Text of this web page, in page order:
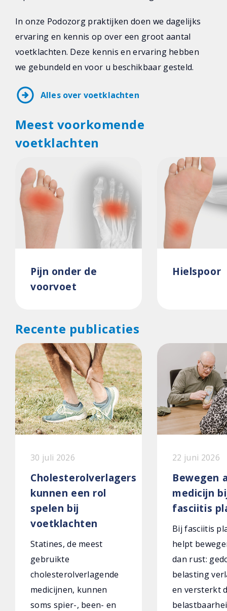
In onze Podozorg praktijken doen we dagelijks
ervaring en kennis op over een groot aantal
voetklachten. Deze kennis en ervaring hebben
we gebundeld en voor u beschikbaar gesteld.
arrow_circle_right Alles over voetklachten
Meest voorkomende
voetklachten
Pijn onder de
voorvoet
Hielspoor
Recente publicaties
30 juli 2026
Cholesterolverlagers
kunnen een rol
spelen bij
voetklachten
Statines, de meest
gebruikte
cholesterolverlagende
medicijnen, kunnen
soms spier-, been- en
22 juni 2026
Bewegen
medicijn
fasciitis
Bij fasciitis
helpt
dan rust:
belasting
en versterkt